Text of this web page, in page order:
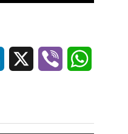
LinkedIn Viber